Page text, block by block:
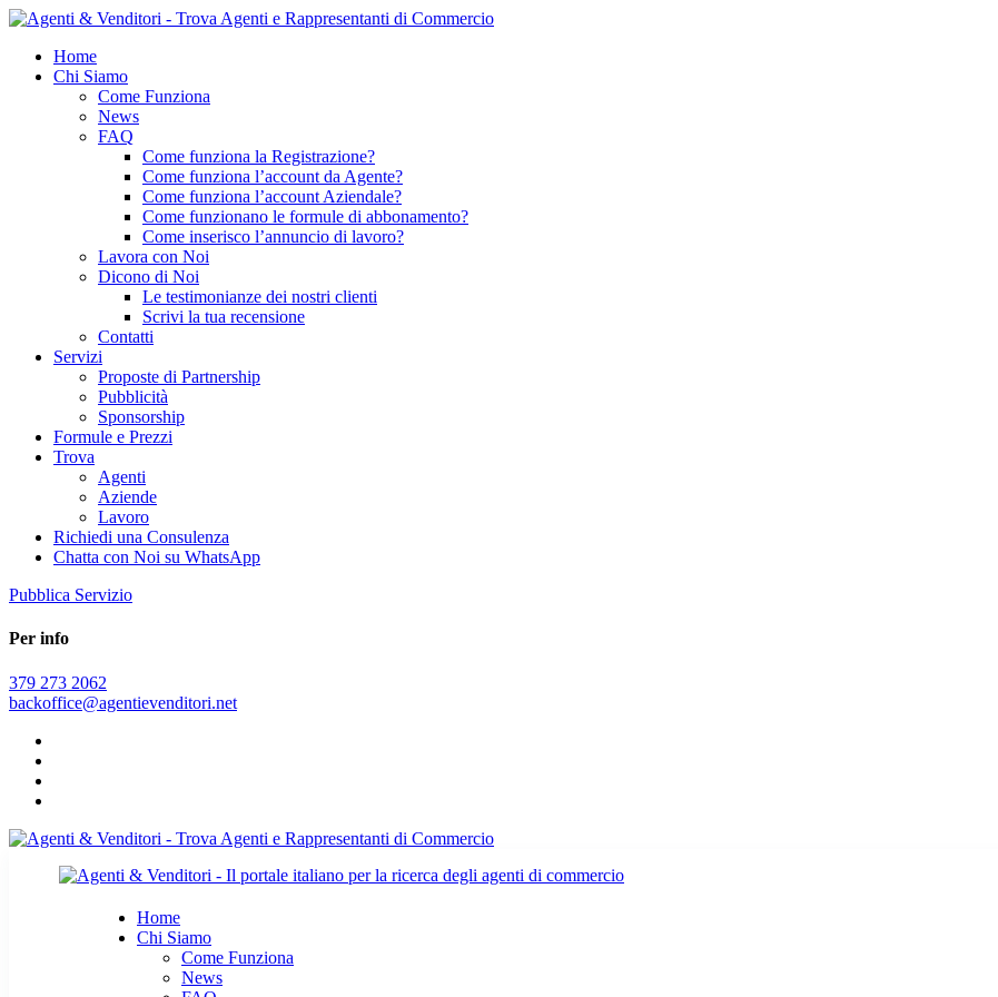
Home
Chi Siamo
Come Funziona
News
FAQ
Come funziona la Registrazione?
Come funziona l’account da Agente?
Come funziona l’account Aziendale?
Come funzionano le formule di abbonamento?
Come inserisco l’annuncio di lavoro?
Lavora con Noi
Dicono di Noi
Le testimonianze dei nostri clienti
Scrivi la tua recensione
Contatti
Servizi
Proposte di Partnership
Pubblicità
Sponsorship
Formule e Prezzi
Trova
Agenti
Aziende
Lavoro
Richiedi una Consulenza
Chatta con Noi su WhatsApp
Pubblica Servizio
Per info
379 273 2062
backoffice@agentievenditori.net
Home
Chi Siamo
Come Funziona
News